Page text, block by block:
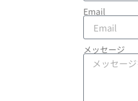
Email
メッセージ